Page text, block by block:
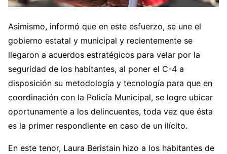
Asimismo, informó que en este esfuerzo, se une el
gobierno estatal y municipal y recientemente se
llegaron a acuerdos estratégicos para velar por la
seguridad de los habitantes, al poner el C-4 a
disposición su metodología y tecnología para que en
coordinación con la Policía Municipal, se logre ubicar
oportunamente a los delincuentes, toda vez que ésta
es la primer respondiente en caso de un ilícito.
En este tenor, Laura Beristain hizo a los habitantes de